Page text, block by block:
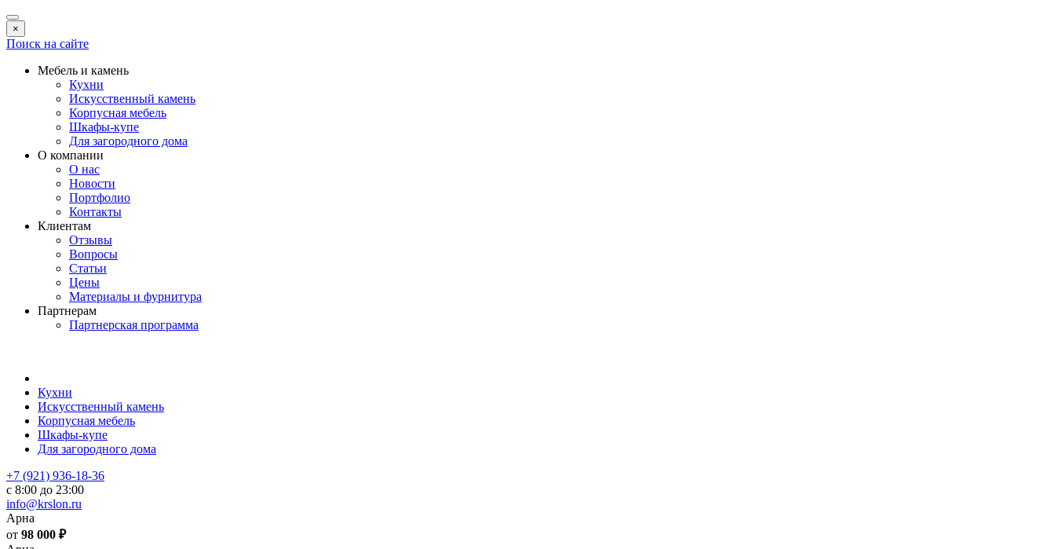
×
Поиск на сайте
Мебель и камень
Кухни
Искусственный камень
Корпусная мебель
Шкафы-купе
Для загородного дома
О компании
О нас
Новости
Портфолио
Контакты
Клиентам
Отзывы
Вопросы
Статьи
Цены
Материалы и фурнитура
Партнерам
Партнерская программа
Кухни
Искусственный камень
Корпусная мебель
Шкафы-купе
Для загородного дома
+7 (921) 936-18-36
с 8:00 до 23:00
info@krslon.ru
Арна
от 98 000 ₽